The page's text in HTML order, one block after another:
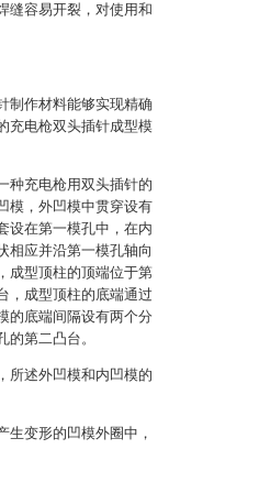
缝容易开裂，对使用和
制作材料能够实现精确
充电枪双头插针成型模
种充电枪用双头插针的
模，外凹模中贯穿设有
设在第一模孔中，在内
相应并沿第一模孔轴向
成型顶柱的顶端位于第
，成型顶柱的底端通过
的底端间隔设有两个分
第二凸台。
所述外凹模和内凹模的
生变形的凹模外圈中，